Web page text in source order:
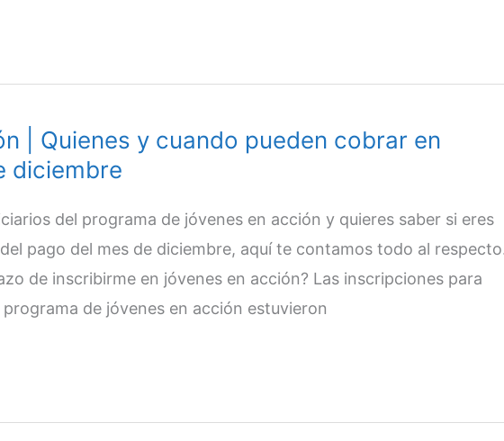
| Quienes y cuando pueden cobrar en
diciembre
del programa de jóvenes en acción y quieres saber si eres
pago del mes de diciembre, aquí te contamos todo al
de inscribirme en jóvenes en acción? Las inscripciones para
de jóvenes en acción estuvieron